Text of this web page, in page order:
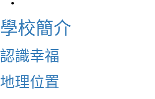
學校簡介
認識幸福
地理位置